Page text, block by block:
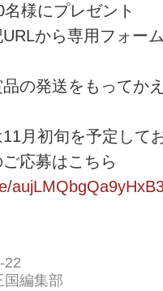
様にプレゼント
から専用フォー
の発送をもってか
月初旬を予定して
応募はこちら
22
国編集部